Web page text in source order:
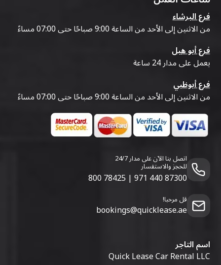
فرع البرشاء
من الاثنين إلى الأحد من الساعة 9:00 صباحًا حتى 07:00 مساءً
فرع أبو هيل
يعمل على مدار 24 ساعة
فرع أبوظبي
من الاثنين إلى الأحد من الساعة 9:00 صباحًا حتى 07:00 مساءً
اتصل بنا الآن على مدار 24/7
للحجز والاستفسار
800 78425 | 971 440 87300
قل مرحبا!
bookings@quicklease.ae
اسم التاجر
Quick Lease Car Rental LLC